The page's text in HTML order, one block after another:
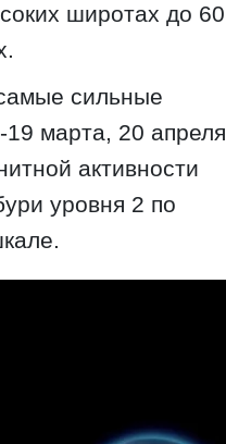
широтах до 60
сильные
марта, 20 апреля
активности
уровня 2 по